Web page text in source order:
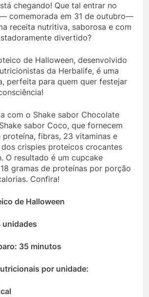
chegando! Que tal entrar no
comemorada em 31 de outubro—
receita nutritiva, saborosa e com
divertido?
de Halloween, desenvolvido
da Herbalife, é uma
perfeita para quem quer festejar
com o Shake sabor Chocolate
sabor Coco, que fornecem
proteína, fibras, 23 vitaminas e
dos crispies proteicos crocantes
O resultado é um cupcake
gramas de proteínas por porção
Confira!
de Halloween
unidades
35 minutos
por unidade: